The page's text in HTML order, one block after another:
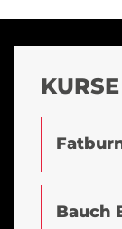
Bauch